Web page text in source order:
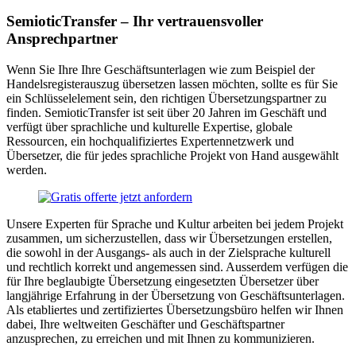
SemioticTransfer – Ihr vertrauensvoller
Ansprechpartner
Wenn Sie Ihre Ihre Geschäftsunterlagen wie zum Beispiel der
Handelsregisterauszug übersetzen lassen möchten, sollte es für Sie
ein Schlüsselelement sein, den richtigen Übersetzungspartner zu
finden. SemioticTransfer ist seit über 20 Jahren im Geschäft und
verfügt über sprachliche und kulturelle Expertise, globale
Ressourcen, ein hochqualifiziertes Expertennetzwerk und
Übersetzer, die für jedes sprachliche Projekt von Hand ausgewählt
werden.
Unsere Experten für Sprache und Kultur arbeiten bei jedem Projekt
zusammen, um sicherzustellen, dass wir Übersetzungen erstellen,
die sowohl in der Ausgangs- als auch in der Zielsprache kulturell
und rechtlich korrekt und angemessen sind. Ausserdem verfügen die
für Ihre beglaubigte Übersetzung eingesetzten Übersetzer über
langjährige Erfahrung in der Übersetzung von Geschäftsunterlagen.
Als etabliertes und zertifiziertes Übersetzungsbüro helfen wir Ihnen
dabei, Ihre weltweiten Geschäfter und Geschäftspartner
anzusprechen, zu erreichen und mit Ihnen zu kommunizieren.